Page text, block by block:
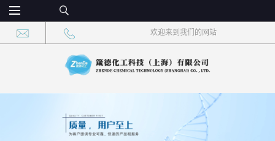
欢迎来到我们的网站